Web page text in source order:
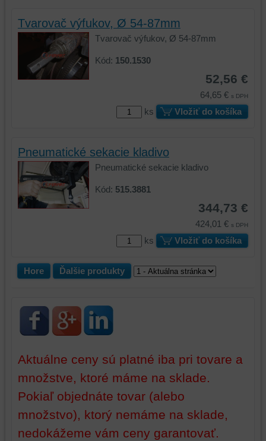
Tvarovač výfukov, Ø 54-87mm
Tvarovač výfukov, Ø 54-87mm
Kód: 150.1530
52,56 €
64,65 € s DPH
ks Vložiť do košíka
Pneumatické sekacie kladivo
Pneumatické sekacie kladivo
Kód: 515.3881
344,73 €
424,01 € s DPH
ks Vložiť do košíka
Hore Ďalšie produkty
Aktuálne ceny sú platné iba pri tovare a
množstve, ktoré máme na sklade.
Pokiaľ objednáte tovar (alebo
množstvo), ktorý nemáme na sklade,
nedokážeme vám ceny garantovať.
dosiahnutie
základnej
funkčnosti
platformy,
zážitku
ktoré
zlepšujú
váš
zážitok
z
vašich
preferencií
bez
toho,
aby
alebo
bez
používať
skripty
a/alebo
tretích
widgety
atď.